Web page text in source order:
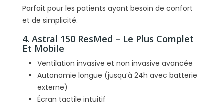
Parfait pour les patients ayant besoin de confort
et de simplicité.
4. Astral 150 ResMed – Le Plus Complet
Et Mobile
Ventilation invasive et non invasive avancée
Autonomie longue (jusqu’à 24h avec batterie
externe)
Écran tactile intuitif